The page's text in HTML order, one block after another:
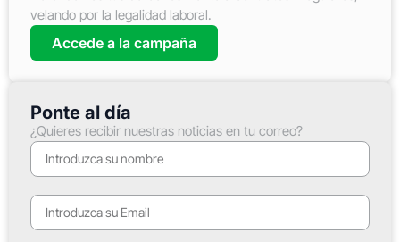
velando por la legalidad laboral.
Accede a la campaña
Ponte al día
¿Quieres recibir nuestras noticias en tu correo?